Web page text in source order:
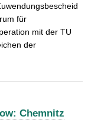
für
mit der TU
der
Chemnitz